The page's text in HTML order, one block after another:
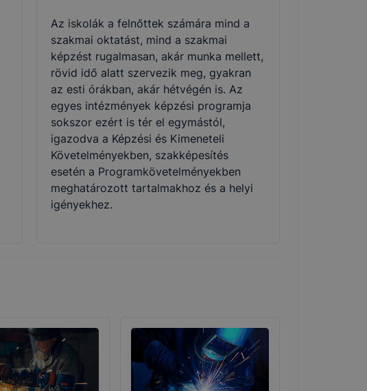
Az iskolák a felnőttek számára mind a
szakmai oktatást, mind a szakmai
képzést rugalmasan, akár munka mellett,
rövid idő alatt szervezik meg, gyakran
az esti órákban, akár hétvégén is. Az
egyes intézmények képzési programja
sokszor ezért is tér el egymástól,
igazodva a Képzési és Kimeneteli
Követelményekben, szakképesítés
esetén a Programkövetelményekben
meghatározott tartalmakhoz és a helyi
igényekhez.